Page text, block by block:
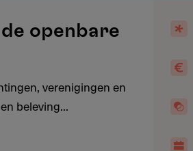
openbare
verenigingen en
beleving...